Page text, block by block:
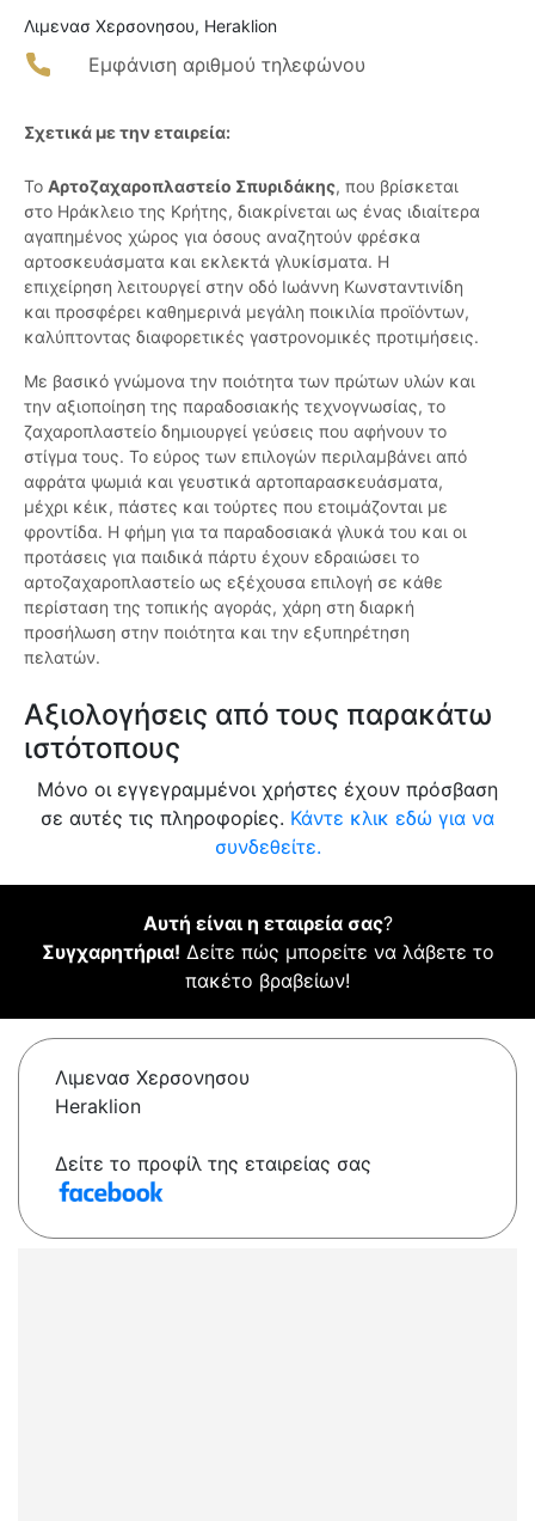
Λιμενασ Χερσονησου, Heraklion
Εμφάνιση αριθμού τηλεφώνου
Σχετικά με την εταιρεία:
Το Αρτοζαχαροπλαστείο Σπυριδάκης, που βρίσκεται
στο Ηράκλειο της Κρήτης, διακρίνεται ως ένας ιδιαίτερα
αγαπημένος χώρος για όσους αναζητούν φρέσκα
αρτοσκευάσματα και εκλεκτά γλυκίσματα. Η
επιχείρηση λειτουργεί στην οδό Ιωάννη Κωνσταντινίδη
και προσφέρει καθημερινά μεγάλη ποικιλία προϊόντων,
καλύπτοντας διαφορετικές γαστρονομικές προτιμήσεις.
Με βασικό γνώμονα την ποιότητα των πρώτων υλών και
την αξιοποίηση της παραδοσιακής τεχνογνωσίας, το
ζαχαροπλαστείο δημιουργεί γεύσεις που αφήνουν το
στίγμα τους. Το εύρος των επιλογών περιλαμβάνει από
αφράτα ψωμιά και γευστικά αρτοπαρασκευάσματα,
μέχρι κέικ, πάστες και τούρτες που ετοιμάζονται με
φροντίδα. Η φήμη για τα παραδοσιακά γλυκά του και οι
προτάσεις για παιδικά πάρτυ έχουν εδραιώσει το
αρτοζαχαροπλαστείο ως εξέχουσα επιλογή σε κάθε
περίσταση της τοπικής αγοράς, χάρη στη διαρκή
προσήλωση στην ποιότητα και την εξυπηρέτηση
πελατών.
Αξιολογήσεις από τους παρακάτω
ιστότοπους
Μόνο οι εγγεγραμμένοι χρήστες έχουν πρόσβαση
σε αυτές τις πληροφορίες. Κάντε κλικ εδώ για να
συνδεθείτε.
Αυτή είναι η εταιρεία σας?
Συγχαρητήρια! Δείτε πώς μπορείτε να λάβετε το
πακέτο βραβείων!
Λιμενασ Χερσονησου
Heraklion
Δείτε το προφίλ της εταιρείας σας